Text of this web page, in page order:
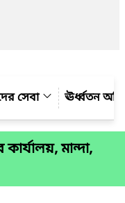
সেবা ঊর্ধ্বতন
মান্দা,